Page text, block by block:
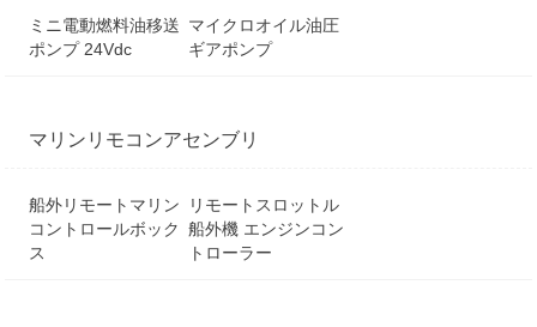
ミニ電動燃料油移送
ポンプ 24Vdc
マイクロオイル油圧
ギアポンプ
マリンリモコンアセンブリ
船外リモートマリン
コントロールボック
ス
リモートスロットル
船外機 エンジンコン
トローラー